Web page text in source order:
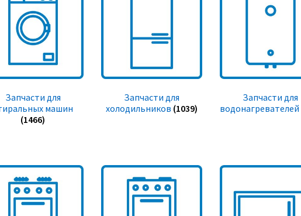
Запчасти для
машин
(1466)
Запчасти для
холодильников (1039)
Запчасти для
водонагревателей